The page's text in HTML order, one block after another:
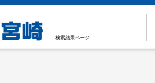
検索結果ページ